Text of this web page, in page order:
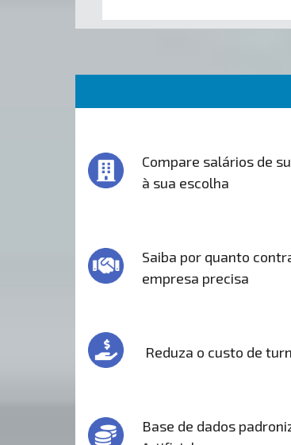
Compare salários de
à sua escolha
Saiba por quanto
empresa precisa
Reduza o custo de
Base de dados